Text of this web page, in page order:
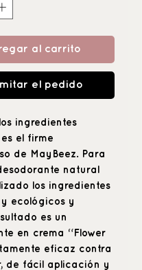
al carrito
el pedido
ingredientes
el firme
de MayBeez. Para
natural
los ingredientes
ecológicos y
es un
en crema “Flower
eficaz contra
de fácil aplicación y